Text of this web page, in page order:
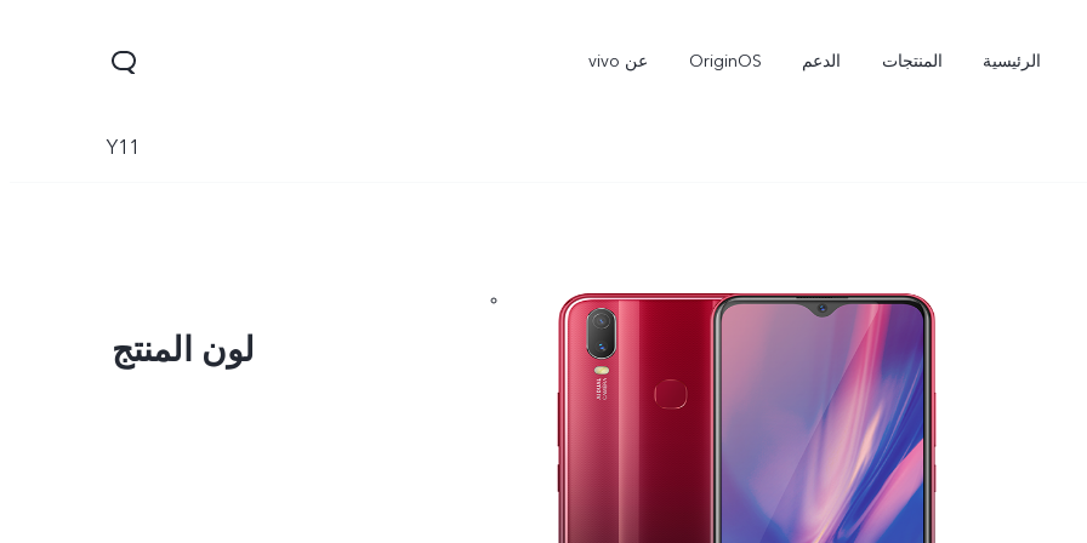
الرئيسية المنتجات الدعم OriginOS عن vivo
Y11
لون المنتج